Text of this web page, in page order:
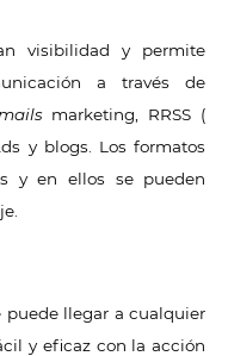
visibilidad y permite
a través de
marketing, RRSS (
y blogs. Los formatos
y en ellos se pueden
puede llegar a cualquier
y eficaz con la acción